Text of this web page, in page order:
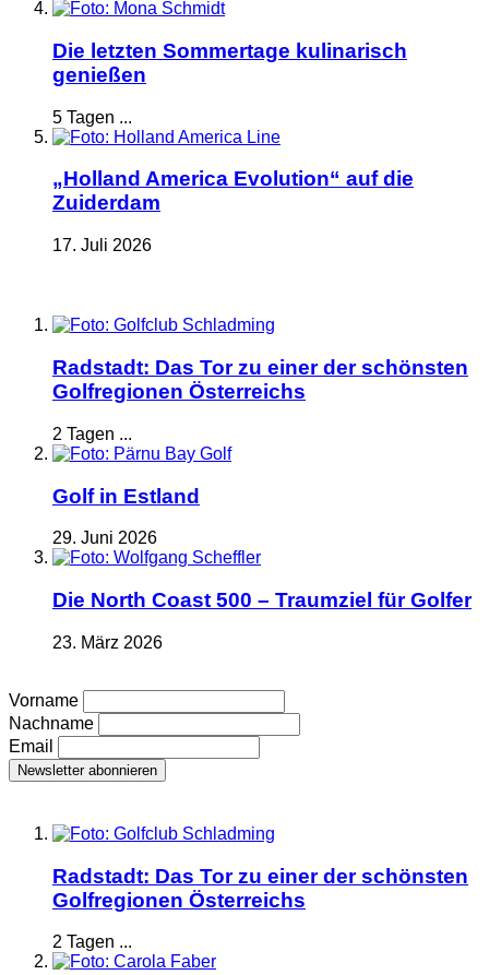
Die letzten Sommertage kulinarisch
genießen
5 Tagen ...
„Holland America Evolution“ auf die
Zuiderdam
17. Juli 2026
Radstadt: Das Tor zu einer der schönsten
Golfregionen Österreichs
2 Tagen ...
Golf in Estland
29. Juni 2026
Die North Coast 500 – Traumziel für Golfer
23. März 2026
Vorname
Nachname
Email
Radstadt: Das Tor zu einer der schönsten
Golfregionen Österreichs
2 Tagen ...